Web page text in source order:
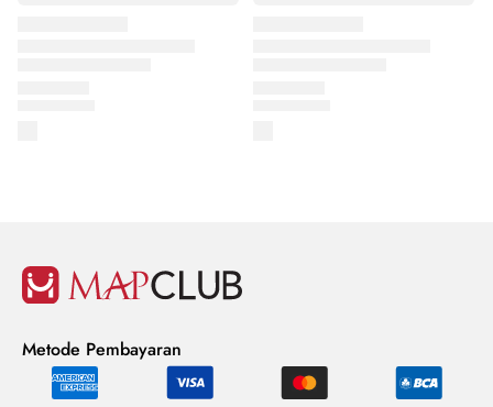
Metode Pembayaran